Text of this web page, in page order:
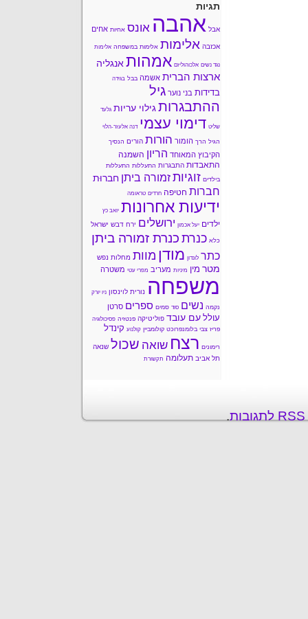
תגיות
אבל אהבה אונס אחיות אחים
אכזבה אלימות אלימות במשפחה אלימות
נגד נשים אלכוהוליזם אמהותאנגליה
ארצות הברית אשמה בבל בגידה
בדידות בני נוער גיל
ההתבגרות גילוי עריות גלעד
שליט דימוי עצמי דנה אלעזר-הלוי
הגיל הרך הומור הורות הורים הנסיך
הקיבוץ המאוחד הריון השמנה
התאבדות התבגרות התעללות התעללות
בילדים זוגיותזמורה ביתן חברוּת
חברות חטיפה חרדים טראומה
ידיעות אחרונות יואב כץ
ילדים יעל אכמון ירושלים ירח דבש ישראל
כלא כנרת כנרת זמורה ביתן
כתר לונדון מודן מוות מחלות נפש
מטר מין מיניות מעריב מפרי עטי משטרה
משפחה נורית לוינסון ניו יורק
נקמה נשים סוד סמים ספרים סרטן
עולל עם עובד פוליטיקה פנטזיה פסיכולוגיה
פריז צבי בלומנפרוכט קולומביין קולנוע קינדל
רימונים רצח שואה שכול שנאה
תל אביב תעלומה תקשורת
.